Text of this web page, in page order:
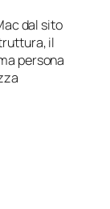
dal sito
il
persona